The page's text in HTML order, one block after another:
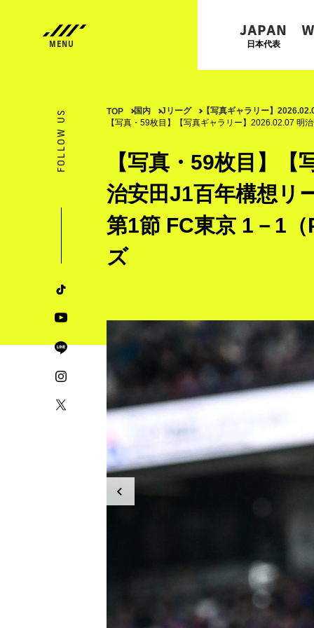
JAPAN
日本代表
FOLLOW US TOP 国内 Jリーグ
【写真ギャラリー】
【写真・59枚目】【写真ギャラリー】2026.02.07 明
【写真・59枚目】
治安田J1百年構想リ
第1節 FC東京 1－1
ズ